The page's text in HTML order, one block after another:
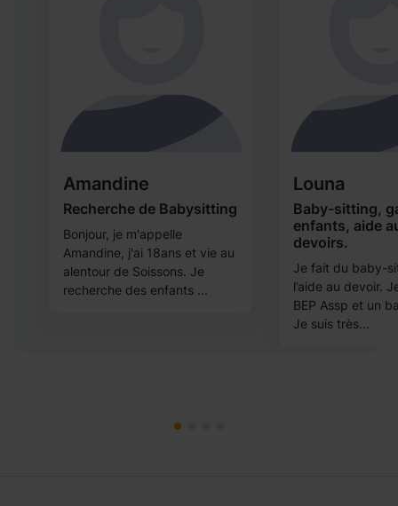
Amandine
Recherche de Babysitting
Bonjour, je m'appelle
Amandine, j'ai 18ans et vie au
alentour de Soissons. Je
recherche des enfants ...
Louna
Baby-sitting,
enfants, aide
devoirs.
Je fait du baby-
l’aide au devoir.
BEP Assp et un
Je suis très...